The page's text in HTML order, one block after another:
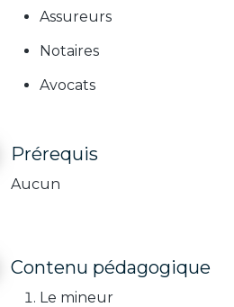
Assureurs
Notaires
Avocats
Prérequis
Aucun
Contenu pédagogique
Le mineur